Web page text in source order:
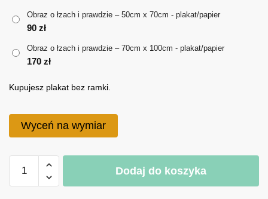
Obraz o łzach i prawdzie – 50cm x 70cm - plakat/papier
90 zł
Obraz o łzach i prawdzie – 70cm x 100cm - plakat/papier
170 zł
Kupujesz plakat bez ramki.
Wyceń na wymiar
Obraz
Dodaj do koszyka